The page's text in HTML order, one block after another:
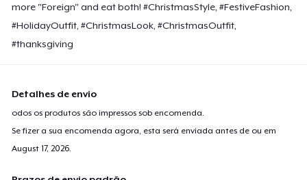
more "Foreign" and eat both! #ChristmasStyle, #FestiveFashion,
#HolidayOutfit, #ChristmasLook, #ChristmasOutfit,
#thanksgiving
Detalhes de envio
odos os produtos são impressos sob encomenda.
Se fizer a sua encomenda agora, esta será enviada antes de ou em
August 17, 2026.